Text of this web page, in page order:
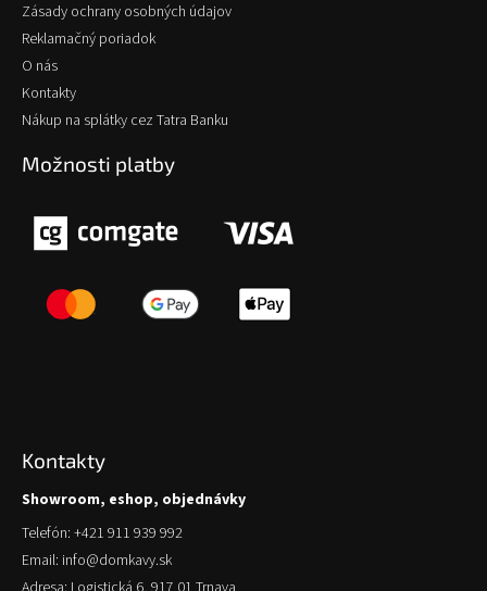
Zásady ochrany osobných údajov
Reklamačný poriadok
O nás
Kontakty
Nákup na splátky cez Tatra Banku
Možnosti platby
Kontakty
Showroom, eshop, objednávky
Telefón: +421 911 939 992
Email: info@domkavy.sk